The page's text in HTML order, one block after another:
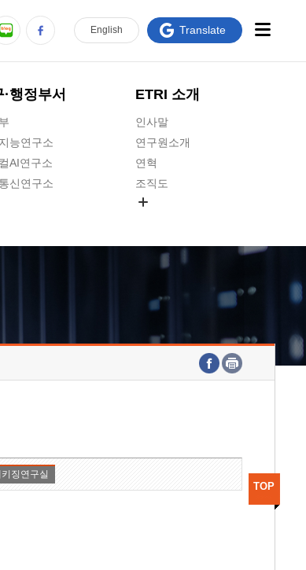
·행정부서
능연구소
AI연구소
신연구소
연구본부
부
ETRI 소개
인사말
연구원소개
연혁
조직도
연구원 고객헌장
주요업무연락처
English Translate
징연구실
TOP